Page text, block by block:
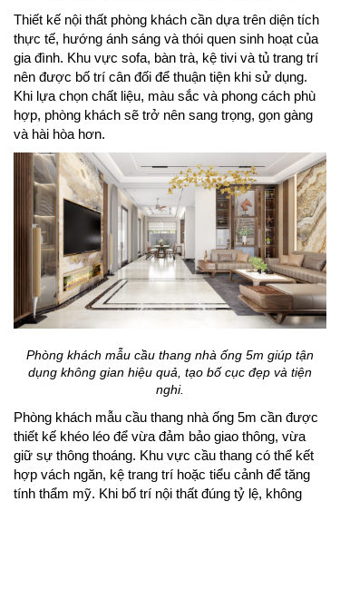
Thiết kế nội thất phòng khách cần dựa trên diện tích
thực tế, hướng ánh sáng và thói quen sinh hoạt của
gia đình. Khu vực sofa, bàn trà, kệ tivi và tủ trang trí
nên được bố trí cân đối để thuận tiện khi sử dụng.
Khi lựa chọn chất liệu, màu sắc và phong cách phù
hợp, phòng khách sẽ trở nên sang trọng, gọn gàng
và hài hòa hơn.
Phòng khách mẫu cầu thang nhà ống 5m giúp tận
dụng không gian hiệu quả, tạo bố cục đẹp và tiện
nghi.
Phòng khách mẫu cầu thang nhà ống 5m cần được
thiết kế khéo léo để vừa đảm bảo giao thông, vừa
giữ sự thông thoáng. Khu vực cầu thang có thể kết
hợp vách ngăn, kệ trang trí hoặc tiểu cảnh để tăng
tính thẩm mỹ. Khi bố trí nội thất đúng tỷ lệ, không